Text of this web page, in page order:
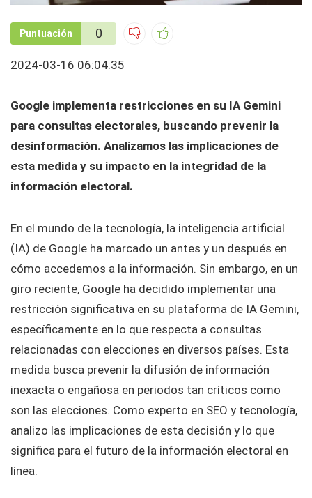
Puntuación 0
2024-03-16 06:04:35
Google implementa restricciones en su IA Gemini
para consultas electorales, buscando prevenir la
desinformación. Analizamos las implicaciones de
esta medida y su impacto en la integridad de la
información electoral.
En el mundo de la tecnología, la inteligencia artificial
(IA) de Google ha marcado un antes y un después en
cómo accedemos a la información. Sin embargo, en un
giro reciente, Google ha decidido implementar una
restricción significativa en su plataforma de IA Gemini,
específicamente en lo que respecta a consultas
relacionadas con elecciones en diversos países. Esta
medida busca prevenir la difusión de información
inexacta o engañosa en periodos tan críticos como
son las elecciones. Como experto en SEO y tecnología,
analizo las implicaciones de esta decisión y lo que
significa para el futuro de la información electoral en
línea.